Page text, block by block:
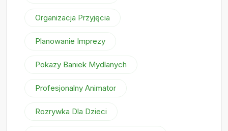
Organizacja Przyjęcia
Planowanie Imprezy
Pokazy Baniek Mydlanych
Profesjonalny Animator
Rozrywka Dla Dzieci